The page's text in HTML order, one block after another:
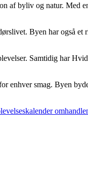
af byliv og natur. Med
Byen har også et
Samtidig har
enhver smag. Byen